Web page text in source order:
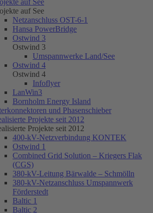
auf See
auf See
Netzanschluss OST-6-1
Hansa PowerBridge
Ostwind 3
Ostwind 3
Umspannwerke Land/See
Ostwind 4
Ostwind 4
Infoflyer
LanWin3
Bornholm Energy Island
und Phasenschieber
Projekte seit 2012
Projekte seit 2012
400-kV-Netzverbindung KONTEK
Ostwind 1
Combined Grid Solution – Kriegers Flak
(CGS)
380-kV-Leitung Bärwalde – Schmölln
380-kV-Netzanschluss Umspannwerk
Förderstedt
Baltic 1
Baltic 2